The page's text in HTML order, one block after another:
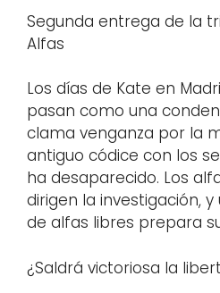
Segunda entrega de la
Alfas
Los días de Kate en
pasan como una
clama venganza por la
antiguo códice con los
ha desaparecido. Los
dirigen la investigación,
de alfas libres prepara
¿Saldrá victoriosa la